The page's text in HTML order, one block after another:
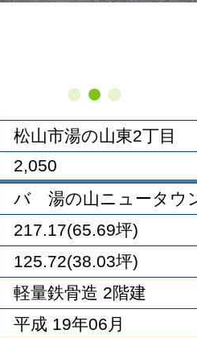
松山市湯の山東2丁目
2,050
バ 湯の山ニュータ
217.17(65.69坪)
125.72(38.03坪)
軽量鉄骨造 2階建
平成 19年06月